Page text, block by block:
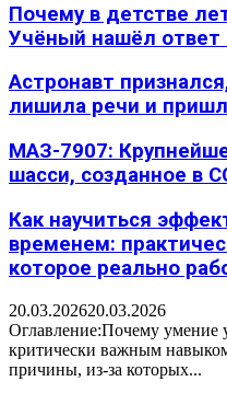
Почему в детстве
Учёный нашёл ответ
Астронавт
лишила речи и
МАЗ-7907:
шасси, созданное в
Как научиться
временем:
которое реально
20.03.202620.03.2026
Оглавление:Почему умение
критически важным
причины, из-за которых...